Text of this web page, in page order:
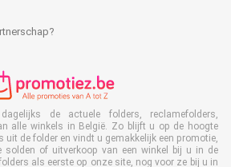
de actuele folders, reclamefolders,
alle winkels in België. Zo blijft u op de hoogte
uit de folder en vindt u gemakkelijk een promotie,
of uitverkoop van een winkel bij u in de
als eerste op onze site, nog voor ze bij u in